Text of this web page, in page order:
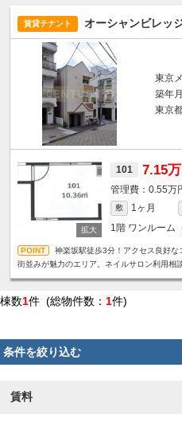
賃貸テナント オーシャンビレッ
東京
築年
東京
101 7.15
0.55万
敷 1ヶ月
1階 ワンルーム
神楽坂駅徒歩3分！アクセス良好
街並みが魅力のエリア。ネイルサロン利用相
棟数1件 (総物件数： 1件)
条件を絞り込む
賃料